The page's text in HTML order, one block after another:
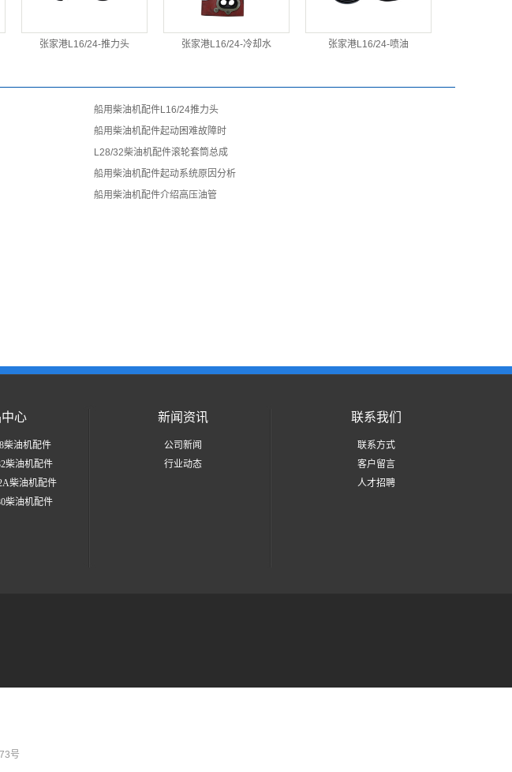
张家港L16/24-推力头 张家港L16/24-冷却水 张家港L16/24-喷油
船用柴油机配件L16/24推力头
船用柴油机配件起动困难故障时
L28/32柴油机配件滚轮套筒总成
船用柴油机配件起动系统原因分析
船用柴油机配件介绍高压油管
心
柴油机配件
柴油机配件
柴油机配件
柴油机配件
新闻资讯
公司新闻
行业动态
联系我们
联系方式
客户留言
人才招聘
号